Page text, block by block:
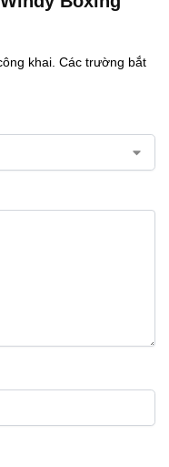
khai. Các trường bắt